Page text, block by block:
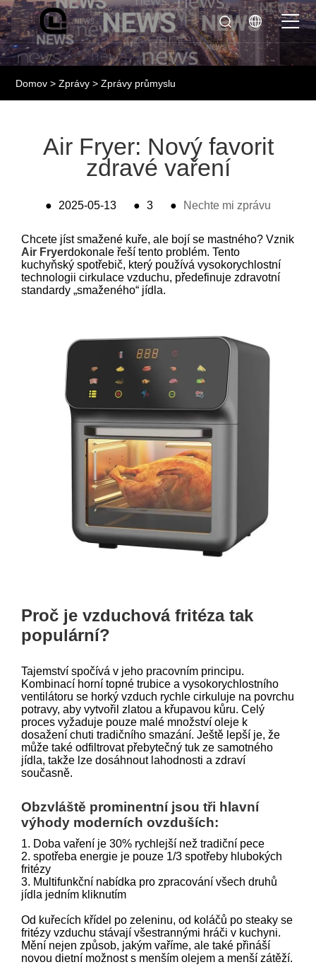
Domov > Zprávy >Zprávy průmyslu
Air Fryer: Nový favorit
zdravé vaření
● 2025-05-13 ● 3 ● Nechte mi zprávu
Chcete jíst smažené kuře, ale bojí se mastného? Vznik
Air Fryerdokonale řeší tento problém. Tento
kuchyňský spotřebič, který používá vysokorychlostní
technologii cirkulace vzduchu, předefinuje zdravotní
standardy „smaženého“ jídla.
Proč je vzduchová fritéza tak
populární?
Tajemství spočívá v jeho pracovním principu.
Kombinací horní topné trubice a vysokorychlostního
ventilátoru se horký vzduch rychle cirkuluje na povrchu
potravy, aby vytvořil zlatou a křupavou kůru. Celý
proces vyžaduje pouze malé množství oleje k
dosažení chuti tradičního smazání. Ještě lepší je, že
může také odfiltrovat přebytečný tuk ze samotného
jídla, takže lze dosáhnout lahodnosti a zdraví
současně.
Obzvláště prominentní jsou tři hlavní
výhody moderních ovzduších:
1. Doba vaření je 30% rychlejší než tradiční pece
2. spotřeba energie je pouze 1/3 spotřeby hlubokých
fritézy
3. Multifunkční nabídka pro zpracování všech druhů
jídla jedním kliknutím
Od kuřecích křídel po zeleninu, od koláčů po steaky se
fritézy vzduchu stávají všestrannými hráči v kuchyni.
Mění nejen způsob, jakým vaříme, ale také přináší
novou dietní možnost s menším olejem a menší zátěží.